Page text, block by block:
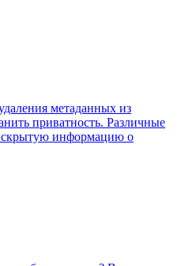
метаданных из
приватность. Различные
скрытую информацию о